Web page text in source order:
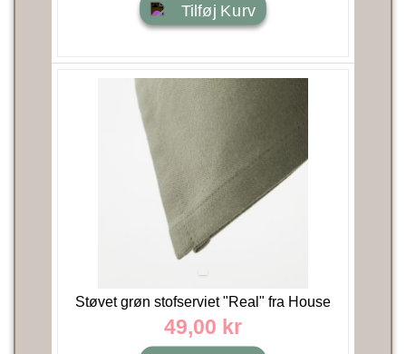
Tilføj Kurv
Støvet grøn stofserviet "Real" fra House
Doctor
49,00 kr